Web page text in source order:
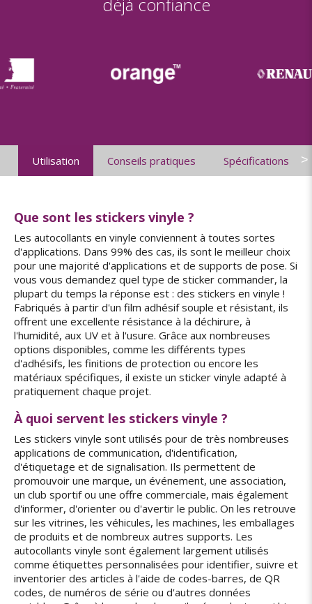
Utilisation Conseils pratiques Spécifications >
Que sont les stickers vinyle ?
Les autocollants en vinyle conviennent à toutes sortes
d'applications. Dans 99% des cas, ils sont le meilleur choix
pour une majorité d'applications et de supports de pose. Si
vous vous demandez quel type de sticker commander, la
plupart du temps la réponse est : des stickers en vinyle !
Fabriqués à partir d'un film adhésif souple et résistant, ils
offrent une excellente résistance à la déchirure, à
l'humidité, aux UV et à l'usure. Grâce aux nombreuses
options disponibles, comme les différents types
d'adhésifs, les finitions de protection ou encore les
matériaux spécifiques, il existe un sticker vinyle adapté à
pratiquement chaque projet.
À quoi servent les stickers vinyle ?
Les stickers vinyle sont utilisés pour de très nombreuses
applications de communication, d'identification,
d'étiquetage et de signalisation. Ils permettent de
promouvoir une marque, un événement, une association,
un club sportif ou une offre commerciale, mais également
d'informer, d'orienter ou d'avertir le public. On les retrouve
sur les vitrines, les véhicules, les machines, les emballages
de produits et de nombreux autres supports. Les
autocollants vinyle sont également largement utilisés
comme étiquettes personnalisées pour identifier, suivre et
inventorier des articles à l'aide de codes-barres, de QR
codes, de numéros de série ou d'autres données